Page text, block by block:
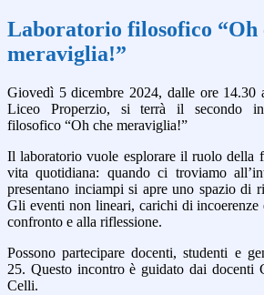
Laboratorio filosofico “Oh
meraviglia!”
Giovedì 5 dicembre 2024, dalle ore 14.30
Liceo Properzio, si terrà il secondo
filosofico “Oh che meraviglia!”
Il laboratorio vuole esplorare il ruolo della
vita quotidiana: quando ci troviamo
presentano inciampi si apre uno spazio di
Gli eventi non lineari, carichi di incoerenze
confronto e alla riflessione.
Possono partecipare docenti, studenti e
25. Questo incontro è guidato dai docenti
Celli.